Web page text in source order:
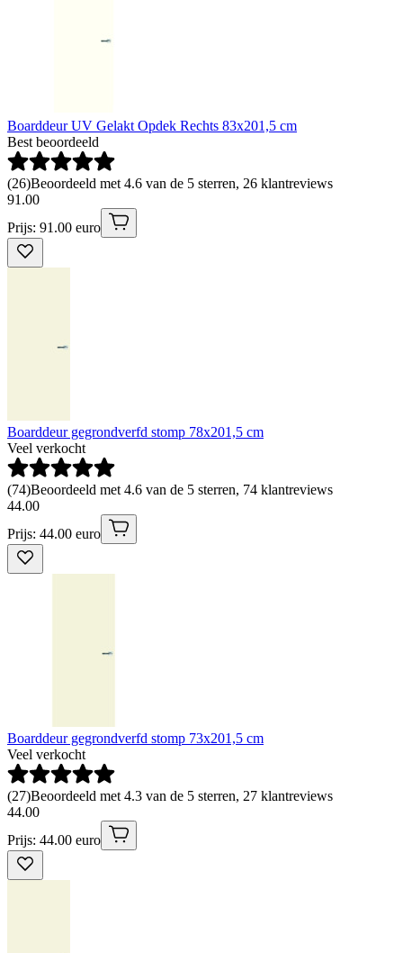
Boarddeur UV Gelakt Opdek Rechts 83x201,5 cm
Best beoordeeld
(26)Beoordeeld met 4.6 van de 5 sterren, 26 klantreviews
91 .00
Prijs: 91.00 euro
Boarddeur gegrondverfd stomp 78x201,5 cm
Veel verkocht
(74)Beoordeeld met 4.6 van de 5 sterren, 74 klantreviews
44.00
Prijs: 44.00 euro
Boarddeur gegrondverfd stomp 73x201,5 cm
Veel verkocht
(27)Beoordeeld met 4.3 van de 5 sterren, 27 klantreviews
44.00
Prijs: 44.00 euro